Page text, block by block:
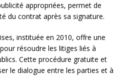
appropriées, permet de
du contrat après sa signature.
instituée en 2010, offre une
résoudre les litiges liés à
Cette procédure gratuite et
le dialogue entre les parties et à